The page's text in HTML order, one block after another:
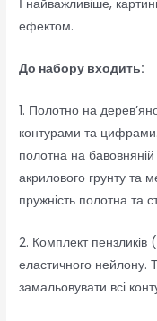
І найважливіше,
ефектом.
До набору входить:
1. Полотно на
контурами та
полотна на
акрилового грунту та
пружність полотна та
2. Комплект пензликів
еластичного нейлону.
замальовувати всі